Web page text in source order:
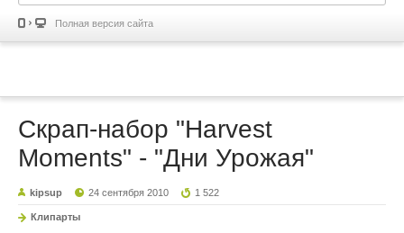
Полная версия сайта
Скрап-набор "Harvest
Moments" - "Дни Урожая"
kipsup 24 сентября 2010 1 522
Клипарты